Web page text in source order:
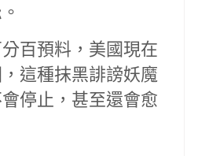
百預料，美國現在
這種抹黑誹謗妖魔
停止，甚至還會愈